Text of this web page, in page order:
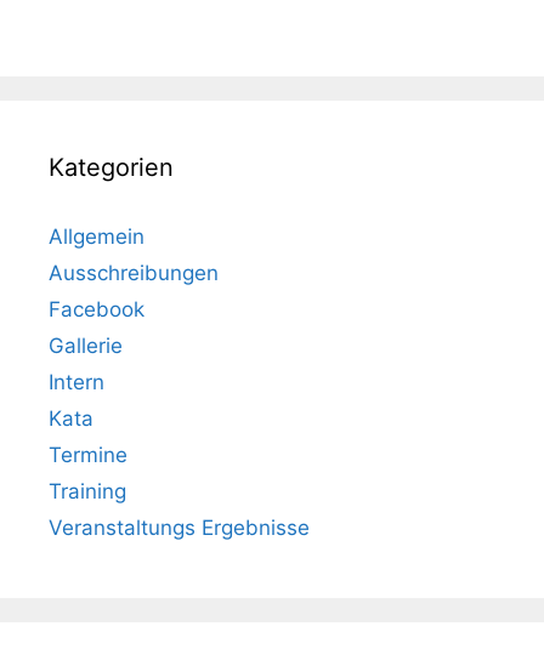
Kategorien
Allgemein
Ausschreibungen
Facebook
Gallerie
Intern
Kata
Termine
Training
Veranstaltungs Ergebnisse